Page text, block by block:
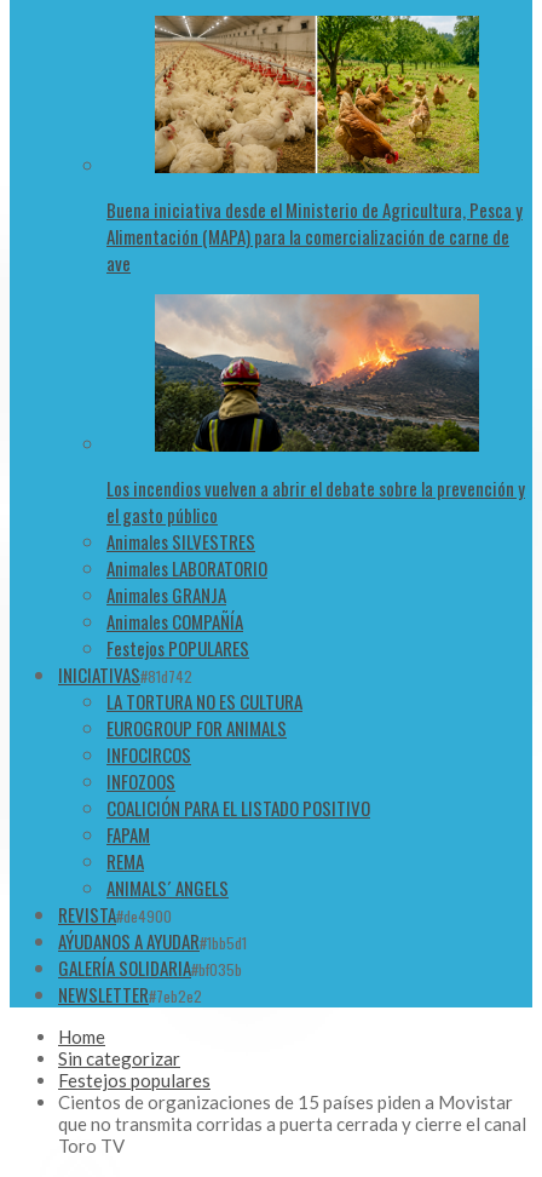
Buena iniciativa desde el Ministerio de Agricultura, Pesca y
Alimentación (MAPA) para la comercialización de carne de
ave
Los incendios vuelven a abrir el debate sobre la prevención y
el gasto público
Animales SILVESTRES
Animales LABORATORIO
Animales GRANJA
Animales COMPAÑÍA
Festejos POPULARES
INICIATIVAS#81d742
LA TORTURA NO ES CULTURA
EUROGROUP FOR ANIMALS
INFOCIRCOS
INFOZOOS
COALICIÓN PARA EL LISTADO POSITIVO
FAPAM
REMA
ANIMALS´ ANGELS
REVISTA#de4900
AÝUDANOS A AYUDAR#1bb5d1
GALERÍA SOLIDARIA#bf035b
NEWSLETTER#7eb2e2
Home
Sin categorizar
Festejos populares
Cientos de organizaciones de 15 países piden a Movistar
que no transmita corridas a puerta cerrada y cierre el canal
Toro TV